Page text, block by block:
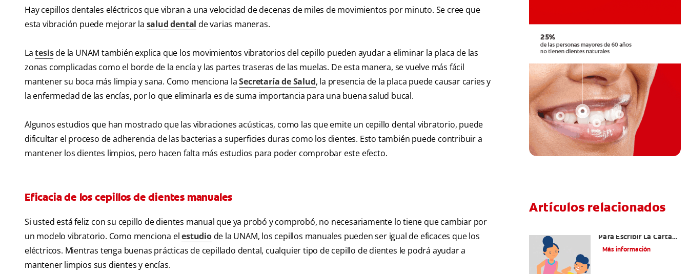
Hay cepillos dentales eléctricos que vibran a una velocidad de decenas de miles de movimientos por minuto. Se cree que
esta vibración puede mejorar la salud dental de varias maneras.
Latesisde la UNAM también explica que los movimientos vibratorios del cepillo pueden ayudar a eliminar la placa de las
zonas complicadas como el borde de la encía y las partes traseras de las muelas. De esta manera, se vuelve más fácil
mantener su boca más limpia y sana. Como menciona laSecretaría de Salud, la presencia de la placa puede causar caries y
la enfermedad de las encías, por lo que eliminarla es de suma importancia para una buena salud bucal.
Algunos estudios que han mostrado que las vibraciones acústicas, como las que emite un cepillo dental vibratorio, puede
dificultar el proceso de adherencia de las bacterias a superficies duras como los dientes. Esto también puede contribuir a
mantener los dientes limpios, pero hacen falta más estudios para poder comprobar este efecto.
Eficacia de los cepillos de dientes manuales
Si usted está feliz con su cepillo de dientes manual que ya probó y comprobó, no necesariamente lo tiene que cambiar por
un modelo vibratorio. Como menciona elestudiode la UNAM, los cepillos manuales pueden ser igual de eficaces que los
eléctricos. Mientras tenga buenas prácticas de cepillado dental, cualquier tipo de cepillo de dientes le podrá ayudar a
mantener limpios sus dientes y encías.
Artículos relacionados
Para Escribir La Carta
Al Ratón Pérez Y
Más información